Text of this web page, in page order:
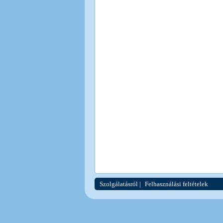
Szolgálatásról | Felhasználási feltételek